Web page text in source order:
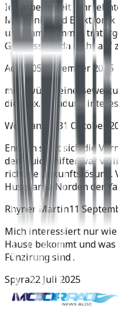
Ich arbeite seit
Mechanik und Elektronik
und immer, immer trat
Gut dass ich da nicht auf
Achim05 November 2025
mich würde eine
die max. Zuladung
Wolfgang H.31 Oktober
Endlich setzt sich die
den Quickshifter war
richtige Zukunftslösung.
Husqvarna Norden der
Rhyner Martin11
Mich interessiert nur
Hause bekommt und
Fünzirung sind .
Spyra22 Juli 2025